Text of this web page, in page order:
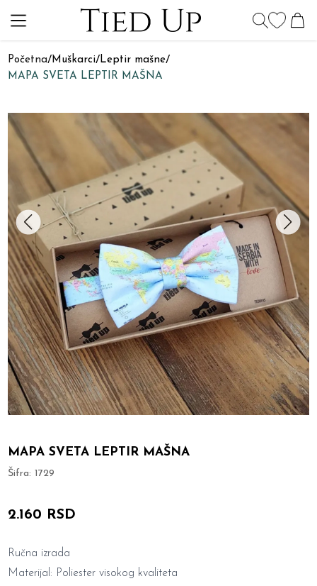
Početna/Muškarci/Leptir mašne/
MAPA SVETA LEPTIR MAŠNA
MAPA SVETA LEPTIR MAŠNA
Šifra:1729
2.160 RSD
Ručna izrada
Materijal: Poliester visokog kvaliteta